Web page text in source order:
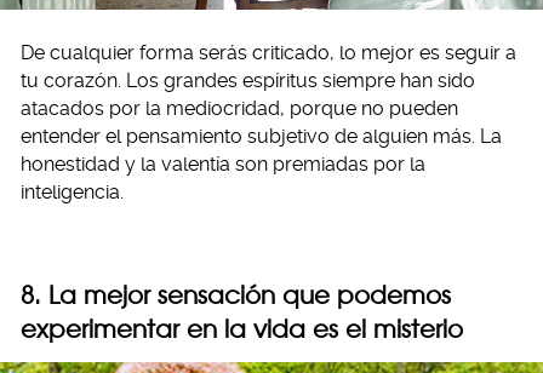
De cualquier forma serás criticado, lo mejor es seguir a
tu corazón. Los grandes espíritus siempre han sido
atacados por la mediocridad, porque no pueden
entender el pensamiento subjetivo de alguien más. La
honestidad y la valentía son premiadas por la
inteligencia.
8. La mejor sensación que podemos
experimentar en la vida es el misterio